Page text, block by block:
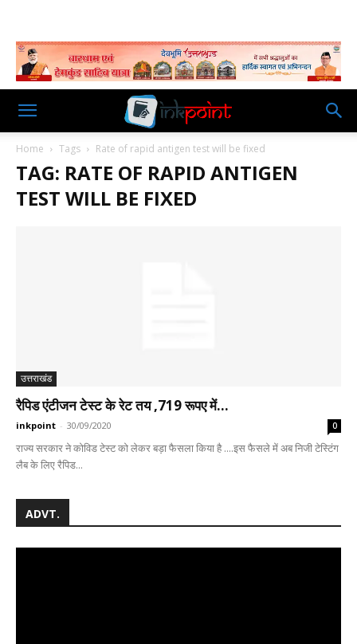
Home Tags Rate of rapid antigen test will be fixed
TAG: RATE OF RAPID ANTIGEN
TEST WILL BE FIXED
उत्तराखंड
रैपिड एंटीजन टेस्ट के रेट तय ,719 रूपए में...
inkpoint - 30/09/2020 0
राज्य सरकार ने कोविड टेस्ट को लेकर बड़ा फैसला किया है ....इस फैसले में अब निजी टेस्टिंग
लैब के लिए रैपिड...
ADVT.